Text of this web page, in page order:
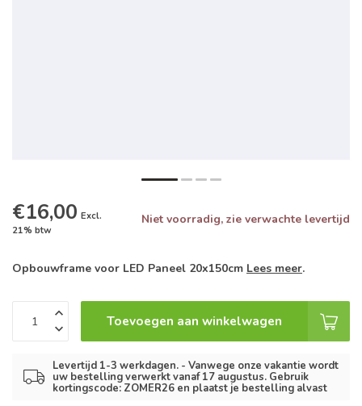
€16,00 Excl.
21% btw
Niet voorradig, zie verwachte levertijd
Opbouwframe voor LED Paneel 20x150cm Lees meer.
Toevoegen aan winkelwagen
Levertijd 1-3 werkdagen. - Vanwege onze vakantie wordt
uw bestelling verwerkt vanaf 17 augustus. Gebruik
kortingscode: ZOMER26 en plaatst je bestelling alvast